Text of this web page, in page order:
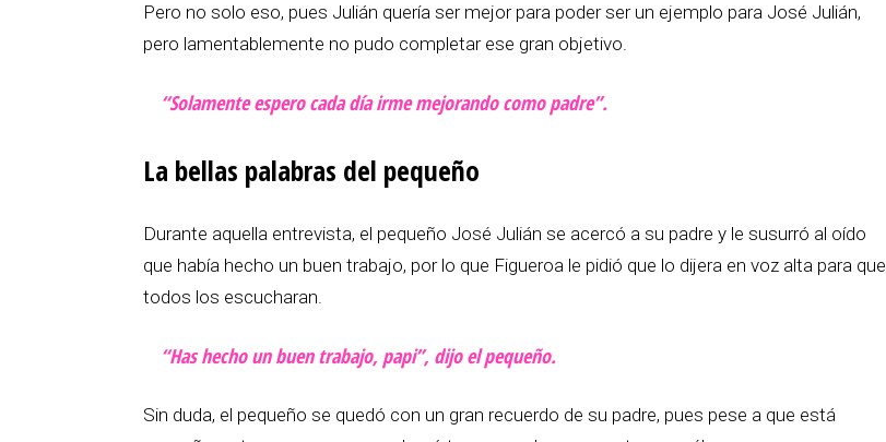
Pero no solo eso, pues Julián quería ser mejor para poder ser un ejemplo para José Julián,
pero lamentablemente no pudo completar ese gran objetivo.
“Solamente espero cada día irme mejorando como padre”.
La bellas palabras del pequeño
Durante aquella entrevista, el pequeño José Julián se acercó a su padre y le susurró al oído
que había hecho un buen trabajo, por lo que Figueroa le pidió que lo dijera en voz alta para que
todos los escucharan.
“Has hecho un buen trabajo, papi”, dijo el pequeño.
Sin duda, el pequeño se quedó con un gran recuerdo de su padre, pues pese a que está